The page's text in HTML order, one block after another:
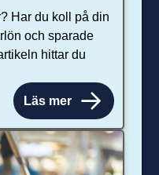
Har du koll på din
och sparade
hittar du
Läs mer